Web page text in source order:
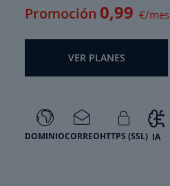
Promoción 0,99 €/mes
VER PLANES
DOMINIOCORREOHTTPS (SSL) IA